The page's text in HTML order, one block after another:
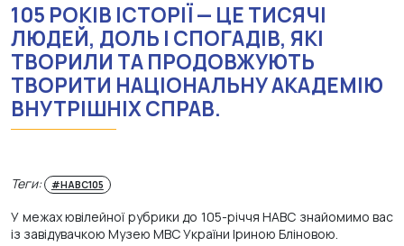
105 РОКІВ ІСТОРІЇ — ЦЕ ТИСЯЧІ
ЛЮДЕЙ, ДОЛЬ І СПОГАДІВ, ЯКІ
ТВОРИЛИ ТА ПРОДОВЖУЮТЬ
ТВОРИТИ НАЦІОНАЛЬНУ АКАДЕМІЮ
ВНУТРІШНІХ СПРАВ.
Теги: #НАВС105
У межах ювілейної рубрики до 105-річчя НАВС знайомимо вас
із завідувачкою Музею МВС України Іриною Бліновою.